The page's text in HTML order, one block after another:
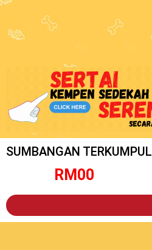
SUMBANGAN TERKUMPUL
RM 00